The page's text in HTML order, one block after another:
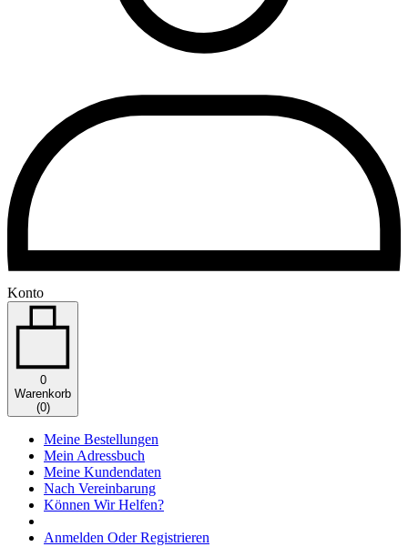
Konto
0
Warenkorb
(0)
Meine Bestellungen
Mein Adressbuch
Meine Kundendaten
Nach Vereinbarung
Können Wir Helfen?
Anmelden Oder Registrieren